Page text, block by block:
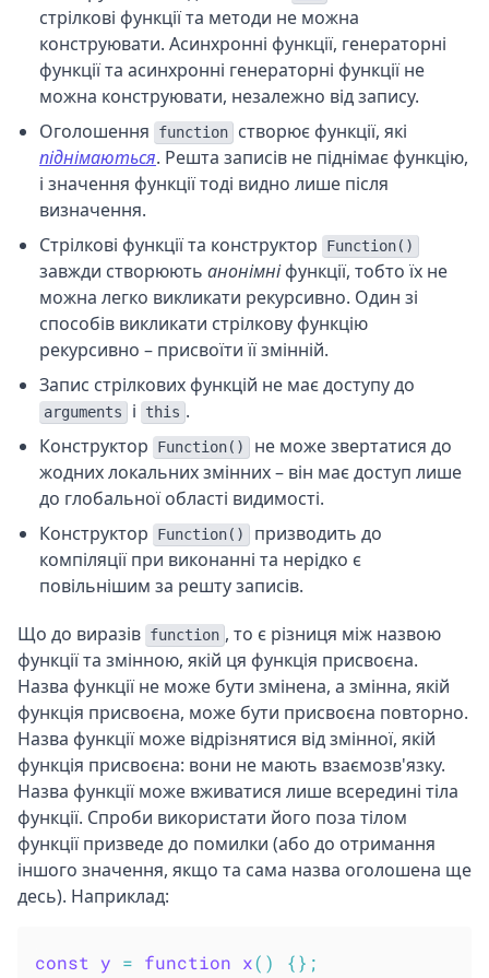
стрілкові функції та методи не можна
конструювати. Асинхронні функції, генераторні
функції та асинхронні генераторні функції не
можна конструювати, незалежно від запису.
Оголошення
function
створює функції, які
піднімаються. Решта записів не піднімає функцію,
і значення функції тоді видно лише після
визначення.
Стрілкові функції та конструктор
Function()
завжди створюють анонімніфункції, тобто їх не
можна легко викликати рекурсивно. Один зі
способів викликати стрілкову функцію
рекурсивно – присвоїти її змінній.
Запис стрілкових функцій не має доступу до
arguments і this .
Конструктор
Function()
не може звертатися до
жодних локальних змінних – він має доступ лише
до глобальної області видимості.
Конструктор
Function()
призводить до
компіляції при виконанні та нерідко є
повільнішим за решту записів.
Що до виразів function , то є різниця між назвою
функції та змінною, якій ця функція присвоєна.
Назва функції не може бути змінена, а змінна, якій
функція присвоєна, може бути присвоєна повторно.
Назва функції може відрізнятися від змінної, якій
функція присвоєна: вони не мають взаємозв'язку.
Назва функції може вживатися лише всередині тіла
функції. Спроби використати його поза тілом
функції призведе до помилки (або до отримання
іншого значення, якщо та сама назва оголошена ще
десь). Наприклад:
const y = function x( ) {} ;